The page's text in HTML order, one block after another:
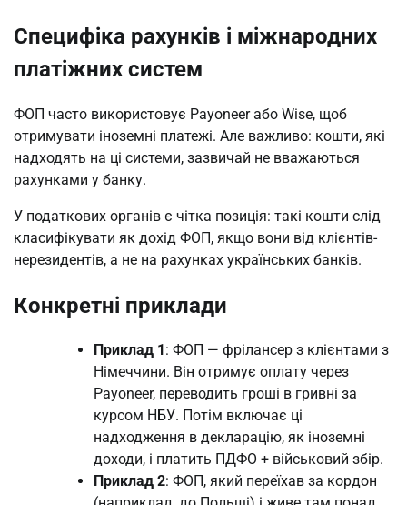
Специфіка рахунків і міжнародних
платіжних систем
ФОП часто використовує Payoneer або Wise, щоб
отримувати іноземні платежі. Але важливо: кошти, які
надходять на ці системи, зазвичай не вважаються
рахунками у банку.
У податкових органів є чітка позиція: такі кошти слід
класифікувати як дохід ФОП, якщо вони від клієнтів-
нерезидентів, а не на рахунках українських банків.
Конкретні приклади
Приклад 1 : ФОП — фрілансер з клієнтами з
Німеччини. Він отримує оплату через
Payoneer, переводить гроші в гривні за
курсом НБУ. Потім включає ці
надходження в декларацію, як іноземні
доходи, і платить ПДФО + військовий збір.
Приклад 2: ФОП, який переїхав за кордон